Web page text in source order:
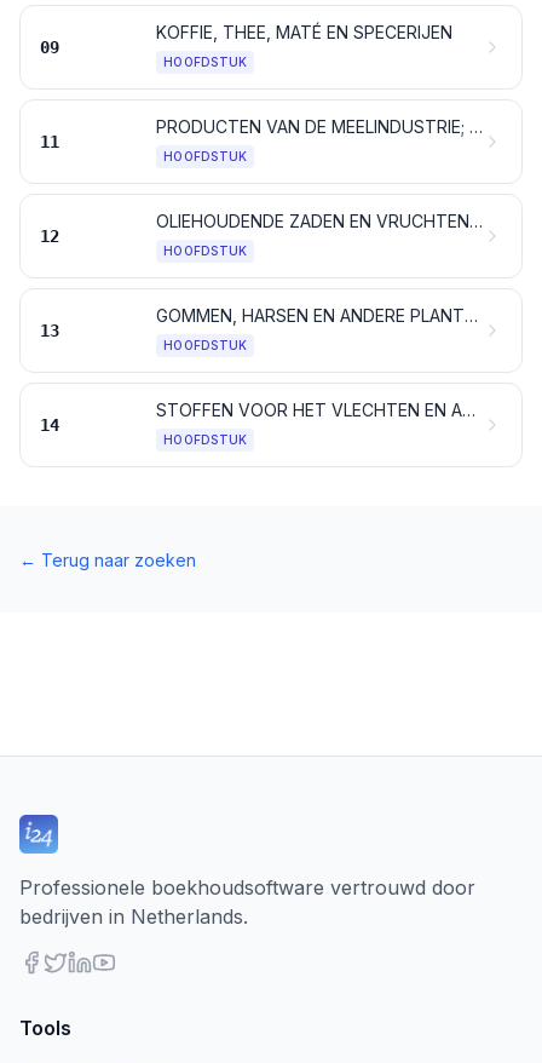
09
KOFFIE, THEE, MATÉ EN SPECERIJEN
HOOFDSTUK
11
PRODUCTEN VAN DE MEELINDUSTRIE; MOUT; ZETMEEL; INULINE; TARWEGLUTEN
HOOFDSTUK
12
OLIEHOUDENDE ZADEN EN VRUCHTEN; ALLERLEI ZADEN, ZAAIGOED EN VRUCHTEN; PLANTEN VOOR INDUSTRIEEL EN VOOR GENEESKUNDIG GEBRUIK; STRO EN VOEDER
HOOFDSTUK
13
GOMMEN, HARSEN EN ANDERE PLANTENSAPPEN EN PLANTENEXTRACTEN
HOOFDSTUK
14
STOFFEN VOOR HET VLECHTEN EN ANDERE PRODUCTEN VAN PLANTAARDIGE OORSPRONG, ELDERS GENOEMD NOCH ELDERS ONDER BEGREPEN
HOOFDSTUK
← Terug naar zoeken
Professionele boekhoudsoftware vertrouwd door
bedrijven in Netherlands.
Tools